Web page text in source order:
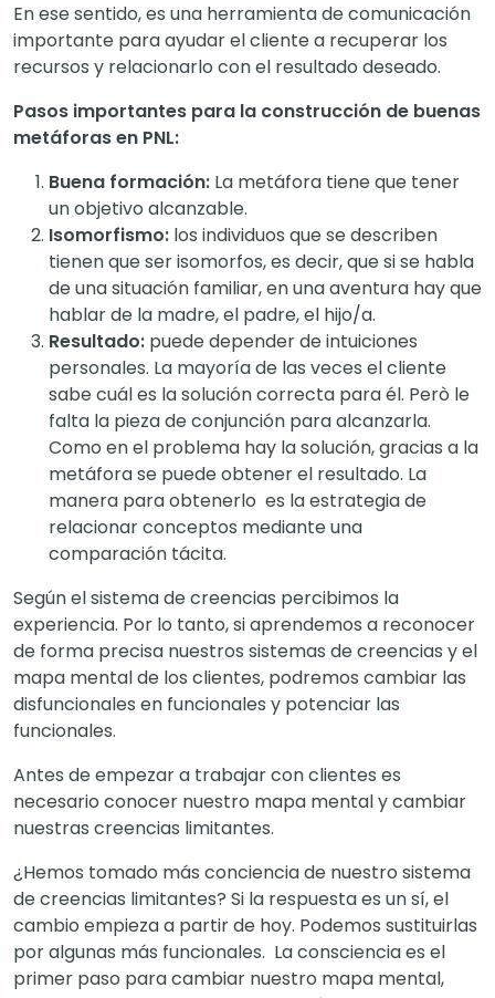
En ese sentido, es una herramienta de comunicación
importante para ayudar el cliente a recuperar los
recursos y relacionarlo con el resultado deseado.
Pasos importantes para la construcción de buenas
metáforas en PNL:
Buena formación: La metáfora tiene que tener
un objetivo alcanzable.
Isomorfismo: los individuos que se describen
tienen que ser isomorfos, es decir, que si se habla
de una situación familiar, en una aventura hay que
hablar de la madre, el padre, el hijo/a.
Resultado: puede depender de intuiciones
personales. La mayoría de las veces el cliente
sabe cuál es la solución correcta para él. Però le
falta la pieza de conjunción para alcanzarla.
Como en el problema hay la solución, gracias a la
metáfora se puede obtener el resultado. La
manera para obtenerlo es la estrategia de
relacionar conceptos mediante una
comparación tácita.
Según el sistema de creencias percibimos la
experiencia. Por lo tanto, si aprendemos a reconocer
de forma precisa nuestros sistemas de creencias y el
mapa mental de los clientes, podremos cambiar las
disfuncionales en funcionales y potenciar las
funcionales.
Antes de empezar a trabajar con clientes es
necesario conocer nuestro mapa mental y cambiar
nuestras creencias limitantes.
¿Hemos tomado más conciencia de nuestro sistema
de creencias limitantes? Si la respuesta es un sí, el
cambio empieza a partir de hoy. Podemos sustituirlas
por algunas más funcionales. La consciencia es el
primer paso para cambiar nuestro mapa mental,